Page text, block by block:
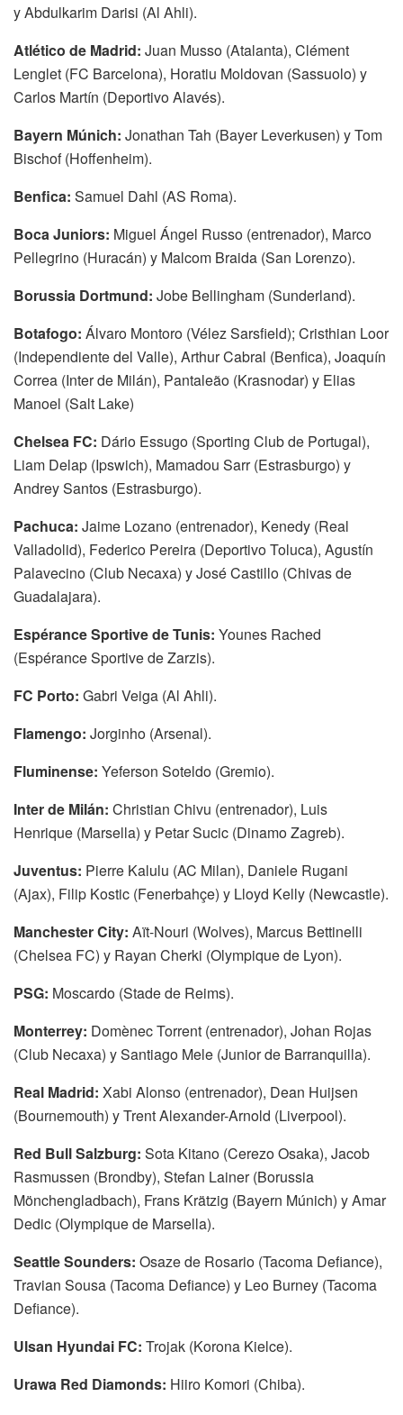
y Abdulkarim Darisi (Al Ahli).
Atlético de Madrid: Juan Musso (Atalanta), Clément
Lenglet (FC Barcelona), Horatiu Moldovan (Sassuolo) y
Carlos Martín (Deportivo Alavés).
Bayern Múnich: Jonathan Tah (Bayer Leverkusen) y Tom
Bischof (Hoffenheim).
Benfica: Samuel Dahl (AS Roma).
Boca Juniors: Miguel Ángel Russo (entrenador), Marco
Pellegrino (Huracán) y Malcom Braida (San Lorenzo).
Borussia Dortmund: Jobe Bellingham (Sunderland).
Botafogo: Álvaro Montoro (Vélez Sarsfield); Cristhian Loor
(Independiente del Valle), Arthur Cabral (Benfica), Joaquín
Correa (Inter de Milán), Pantaleão (Krasnodar) y Elias
Manoel (Salt Lake)
Chelsea FC: Dário Essugo (Sporting Club de Portugal),
Liam Delap (Ipswich), Mamadou Sarr (Estrasburgo) y
Andrey Santos (Estrasburgo).
Pachuca: Jaime Lozano (entrenador), Kenedy (Real
Valladolid), Federico Pereira (Deportivo Toluca), Agustín
Palavecino (Club Necaxa) y José Castillo (Chivas de
Guadalajara).
Espérance Sportive de Tunis: Younes Rached
(Espérance Sportive de Zarzis).
FC Porto: Gabri Veiga (Al Ahli).
Flamengo: Jorginho (Arsenal).
Fluminense: Yeferson Soteldo (Gremio).
Inter de Milán: Christian Chivu (entrenador), Luis
Henrique (Marsella) y Petar Sucic (Dinamo Zagreb).
Juventus: Pierre Kalulu (AC Milan), Daniele Rugani
(Ajax), Filip Kostic (Fenerbahçe) y Lloyd Kelly (Newcastle).
Manchester City: Aït-Nouri (Wolves), Marcus Bettinelli
(Chelsea FC) y Rayan Cherki (Olympique de Lyon).
PSG: Moscardo (Stade de Reims).
Monterrey: Domènec Torrent (entrenador), Johan Rojas
(Club Necaxa) y Santiago Mele (Junior de Barranquilla).
Real Madrid: Xabi Alonso (entrenador), Dean Huijsen
(Bournemouth) y Trent Alexander-Arnold (Liverpool).
Red Bull Salzburg: Sota Kitano (Cerezo Osaka), Jacob
Rasmussen (Brondby), Stefan Lainer (Borussia
Mönchengladbach), Frans Krätzig (Bayern Múnich) y Amar
Dedic (Olympique de Marsella).
Seattle Sounders: Osaze de Rosario (Tacoma Defiance),
Travian Sousa (Tacoma Defiance) y Leo Burney (Tacoma
Defiance).
Ulsan Hyundai FC: Trojak (Korona Kielce).
Urawa Red Diamonds: Hiiro Komori (Chiba).